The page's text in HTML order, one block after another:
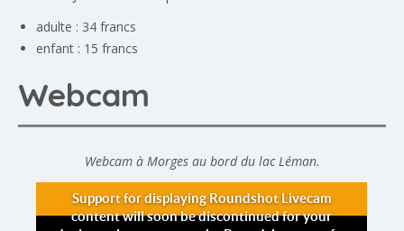
adulte : 34 francs
enfant : 15 francs
Webcam
Webcam à Morges au bord du lac Léman.